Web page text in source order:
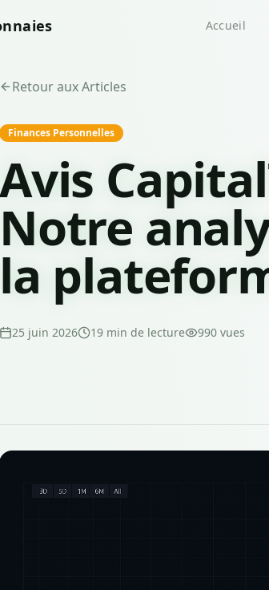
Accueil
Retour aux Articles
Finances Personnelles
Avis
Notre
la
25 juin 2026 19 min de lecture 990 vues